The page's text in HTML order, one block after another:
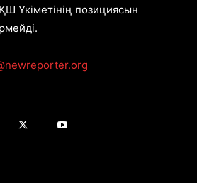
Үкіметінің позициясын